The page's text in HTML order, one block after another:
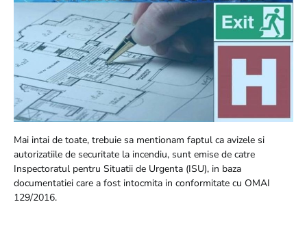
Mai intai de toate, trebuie sa mentionam faptul ca avizele si
autorizatiile de securitate la incendiu, sunt emise de catre
Inspectoratul pentru Situatii de Urgenta (ISU), in baza
documentatiei care a fost intocmita in conformitate cu OMAI
129/2016.